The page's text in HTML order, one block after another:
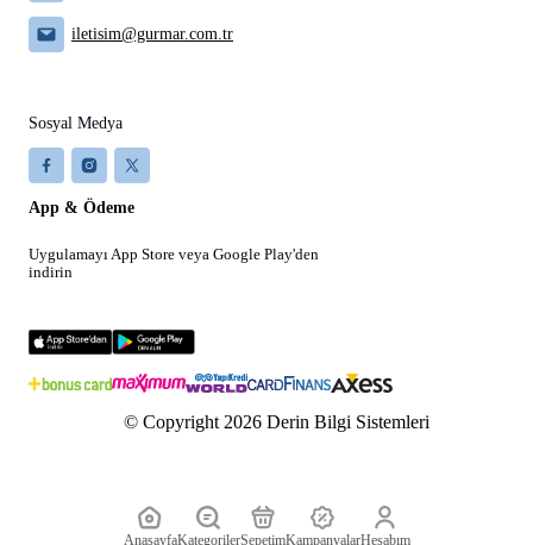
AnasayfaKategorilerSepetimKampanyalarHesabım
iletisim@gurmar.com.tr
Sosyal Medya
App & Ödeme
Uygulamayı App Store veya Google Play'den
indirin
© Copyright 2026 Derin Bilgi Sistemleri